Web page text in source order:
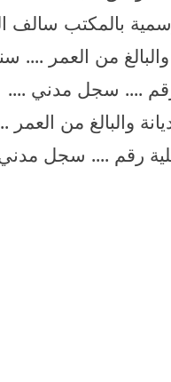
بالمكتب سالف
من العمر ....
.... سجل مدني ....
والبالغ من
رقم .... سجل